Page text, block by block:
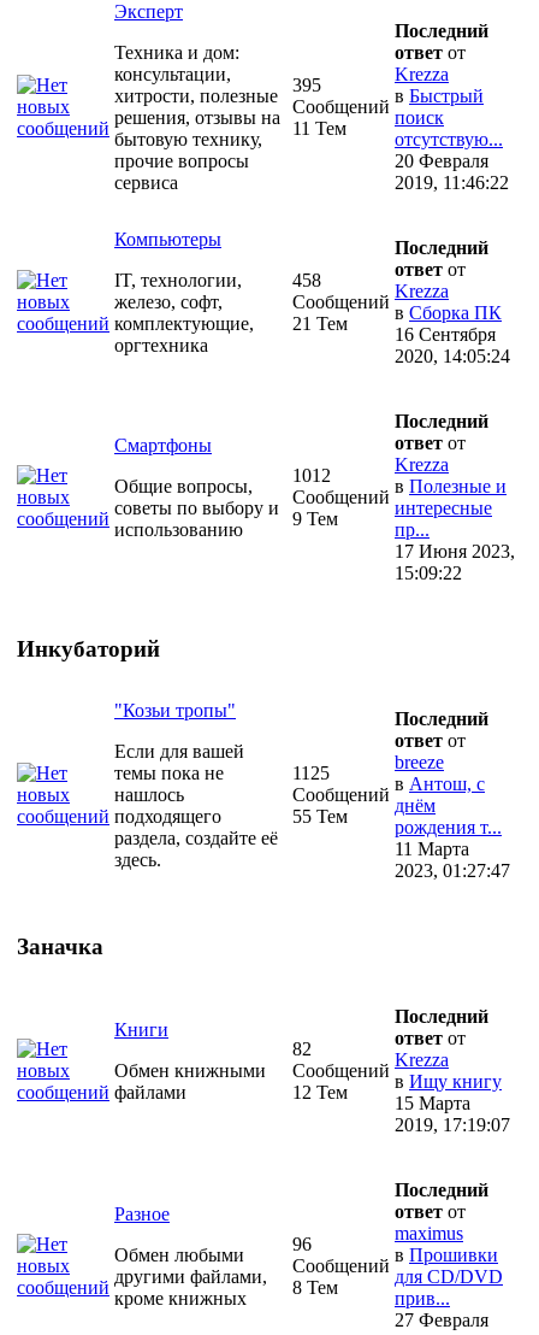
Эксперт
Техника и дом:
консультации,
хитрости, полезные
решения, отзывы на
бытовую технику,
прочие вопросы
сервиса
395
Сообщений
11 Тем
Последний
ответ от
Krezza
в Быстрый
поиск
отсутствую...
20 Февраля
2019, 11:46:22
Компьютеры
IT, технологии,
железо, софт,
комплектующие,
оргтехника
458
Сообщений
21 Тем
Последний
ответ от
Krezza
в Сборка ПК
16 Сентября
2020, 14:05:24
Смартфоны
Общие вопросы,
советы по выбору и
использованию
1012
Сообщений
9 Тем
Последний
ответ от
Krezza
в Полезные и
интересные
пр...
17 Июня 2023,
15:09:22
Инкубаторий
"Козьи тропы"
Если для вашей
темы пока не
нашлось
подходящего
раздела, создайте её
здесь.
1125
Сообщений
55 Тем
Последний
ответ от
breeze
в Антош, с
днём
рождения т...
11 Марта
2023, 01:27:47
Заначка
Книги
Обмен книжными
файлами
82
Сообщений
12 Тем
Последний
ответ от
Krezza
в Ищу книгу
15 Марта
2019, 17:19:07
Разное
Обмен любыми
другими файлами,
кроме книжных
96
Сообщений
8 Тем
Последний
ответ от
maximus
в Прошивки
для CD/DVD
прив...
27 Февраля